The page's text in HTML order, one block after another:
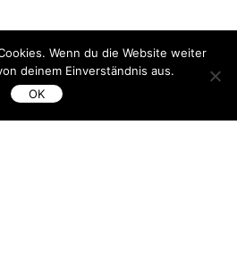
↓
Wenn du die Website weiter
deinem Einverständnis aus.
OK